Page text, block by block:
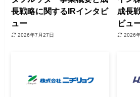
長戦略に関するIRインタビ
ュー
2026年7月27日
成長
ビュ
2026